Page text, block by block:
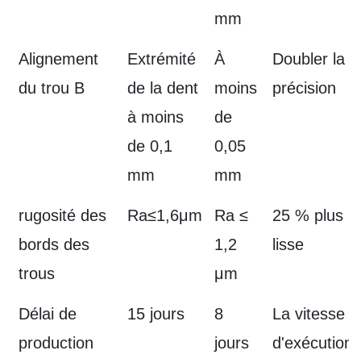
mm
Alignement
du trou B
Extrémité
de la dent
à moins
de 0,1
mm
À
moins
de
0,05
mm
Doubler la
précision
rugosité des
bords des
trous
Ra≤1,6μm
Ra ≤
1,2
μm
25 % plus
lisse
Délai de
production
15 jours
8
jours
La vitesse
d'exécution